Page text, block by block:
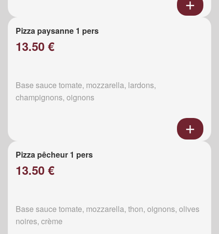
Pizza paysanne 1 pers
13.50 €
Base sauce tomate, mozzarella, lardons,
champignons, oignons
Pizza pêcheur 1 pers
13.50 €
Base sauce tomate, mozzarella, thon, oignons, olives
noires, crème